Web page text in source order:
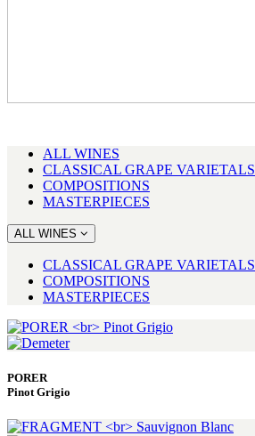
ALL WINES
CLASSICAL GRAPE VARIETALS
COMPOSITIONS
MASTERPIECES
ALL WINES
CLASSICAL GRAPE VARIETALS
COMPOSITIONS
MASTERPIECES
PORER
Pinot Grigio